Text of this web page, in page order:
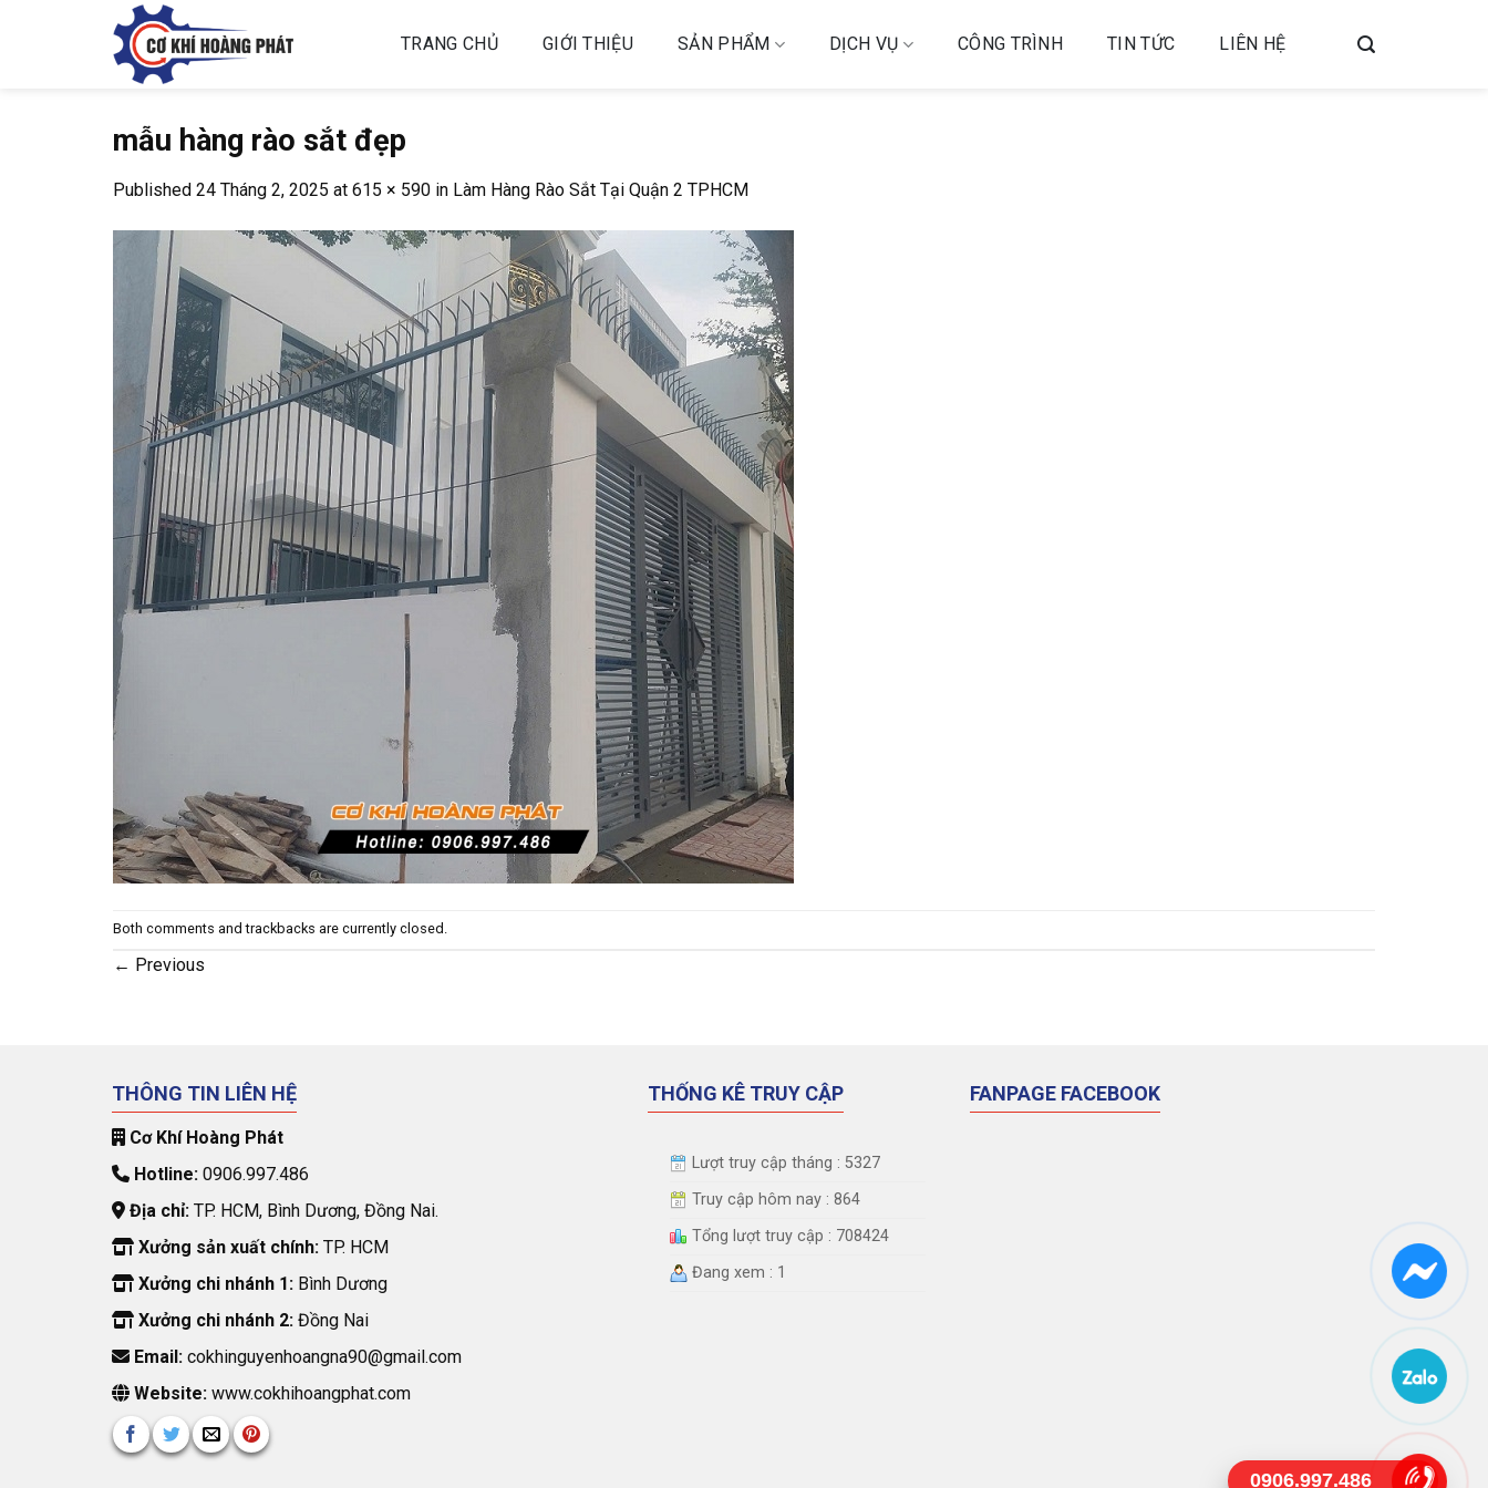
TRANG CHỦ GIỚI THIỆU SẢN PHẨM DỊCH VỤ CÔNG TRÌNH TIN TỨC LIÊN HỆ
mẫu hàng rào sắt đẹp
Published 24 Tháng 2, 2025 at 615 × 590 in Làm Hàng Rào Sắt Tại Quận 2 TPHCM
Both comments and trackbacks are currently closed.
← Previous
THÔNG TIN LIÊN HỆ
Cơ Khí Hoàng Phát
Hotline:0906.997.486
Địa chỉ:TP. HCM, Bình Dương, Đồng Nai.
Xưởng sản xuất chính:TP. HCM
Xưởng chi nhánh 1:Bình Dương
Xưởng chi nhánh 2:Đồng Nai
Email:cokhinguyenhoangna90@gmail.com
Website:www.cokhihoangphat.com
THỐNG KÊ TRUY CẬP
Lượt truy cập tháng : 5327
Truy cập hôm nay : 864
Tổng lượt truy cập : 708424
Đang xem : 1
FANPAGE FACEBOOK
0906.997.486